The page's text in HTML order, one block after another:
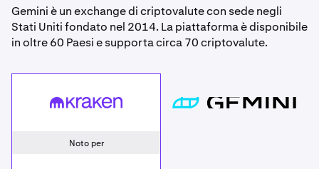
Gemini è un exchange di criptovalute con sede negli
Stati Uniti fondato nel 2014. La piattaforma è disponibile
in oltre 60 Paesi e supporta circa 70 criptovalute.
Kraken [placeholder
Noto per